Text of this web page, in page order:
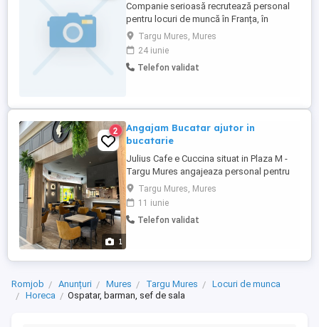
Companie serioasă recrutează personal
pentru locuri de muncă în Franța, în
următoarele domenii: V Căpitan de vas V
Chelner Ospătar V Personal de curățenie
Oferim: Contract legal de muncă Salariu
atractiv Cazare asigurată (în funcție de
Targu Mures, Mures
24 iunie
Telefon validat
1
2
Angajam Bucatar ajutor in
bucatarie
Julius Cafe e Cuccina situat in Plaza M -
Targu Mures angajeaza personal pentru
urmatoarele posturi: Bucatar ajutor in
bucatarie,Barman -ospatar- part time
Targu Mures, Mures
11 iunie
Telefon validat
Romjob Anunțuri Mures Targu Mures
Locuri de munca
Horeca
Ospatar, barman, sef de sala